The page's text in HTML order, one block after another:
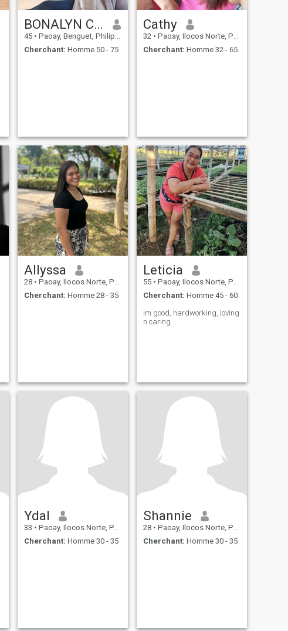
BONALYN COMISING
45 • Paoay, Benguet, Philippines
Cherchant: Homme 50 - 75
Cathy
32 • Paoay, Ilocos Norte, Philippines
Cherchant: Homme 32 - 65
Allyssa
28 • Paoay, Ilocos Norte, Philippines
Cherchant: Homme 28 - 35
Leticia
55 • Paoay, Ilocos Norte, Philippines
Cherchant: Homme 45 - 60
im good, hardworking, loving
n caring
Ydal
33 • Paoay, Ilocos Norte, Philippines
Cherchant: Homme 30 - 35
Shannie
28 • Paoay, Ilocos Norte, Philippines
Cherchant: Homme 30 - 35